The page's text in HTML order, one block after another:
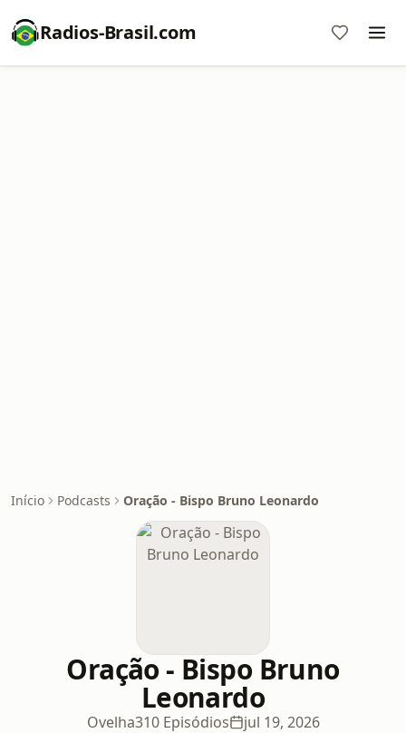
Radios-Brasil.com
Início Podcasts Oração - Bispo Bruno Leonardo
Oração - Bispo Bruno
Leonardo
Ovelha310 Episódios jul 19, 2026